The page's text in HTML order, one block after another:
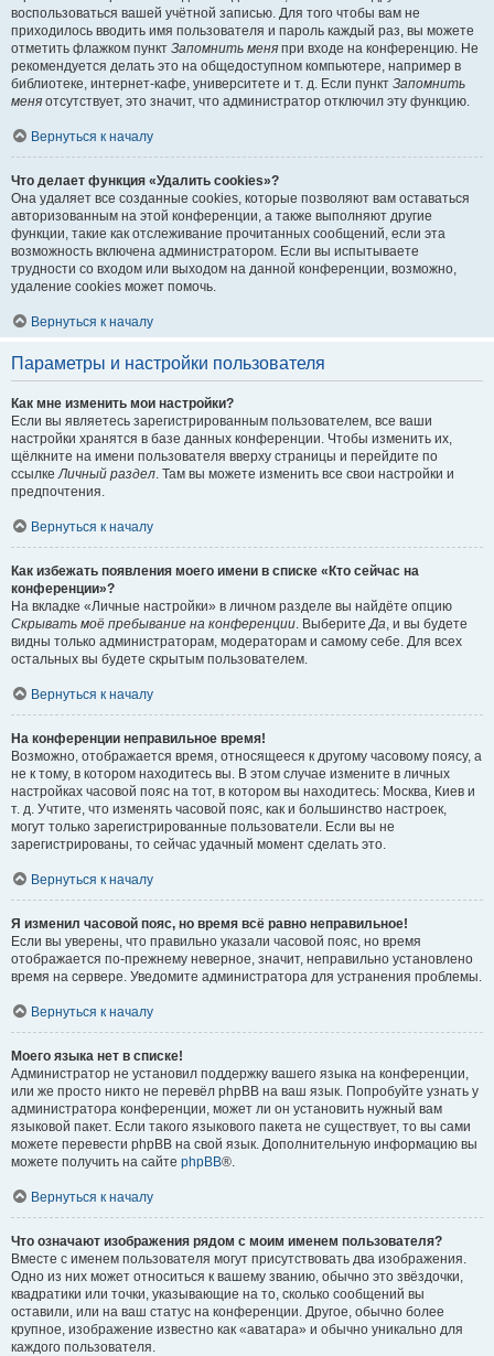
воспользоваться вашей учётной записью. Для того чтобы вам не
приходилось вводить имя пользователя и пароль каждый раз, вы можете
отметить флажком пункт Запомнить меня при входе на конференцию. Не
рекомендуется делать это на общедоступном компьютере, например в
библиотеке, интернет-кафе, университете и т. д. Если пункт Запомнить
меня отсутствует, это значит, что администратор отключил эту функцию.
Вернуться к началу
Что делает функция «Удалить cookies»?
Она удаляет все созданные cookies, которые позволяют вам оставаться
авторизованным на этой конференции, а также выполняют другие
функции, такие как отслеживание прочитанных сообщений, если эта
возможность включена администратором. Если вы испытываете
трудности со входом или выходом на данной конференции, возможно,
удаление cookies может помочь.
Вернуться к началу
Параметры и настройки пользователя
Как мне изменить мои настройки?
Если вы являетесь зарегистрированным пользователем, все ваши
настройки хранятся в базе данных конференции. Чтобы изменить их,
щёлкните на имени пользователя вверху страницы и перейдите по
ссылкеЛичный раздел. Там вы можете изменить все свои настройки и
предпочтения.
Вернуться к началу
Как избежать появления моего имени в списке «Кто сейчас на
конференции»?
На вкладке «Личные настройки» в личном разделе вы найдёте опцию
Скрывать моё пребывание на конференции. ВыберитеДа, и вы будете
видны только администраторам, модераторам и самому себе. Для всех
остальных вы будете скрытым пользователем.
Вернуться к началу
На конференции неправильное время!
Возможно, отображается время, относящееся к другому часовому поясу, а
не к тому, в котором находитесь вы. В этом случае измените в личных
настройках часовой пояс на тот, в котором вы находитесь: Москва, Киев и
т. д. Учтите, что изменять часовой пояс, как и большинство настроек,
могут только зарегистрированные пользователи. Если вы не
зарегистрированы, то сейчас удачный момент сделать это.
Вернуться к началу
Я изменил часовой пояс, но время всё равно неправильное!
Если вы уверены, что правильно указали часовой пояс, но время
отображается по-прежнему неверное, значит, неправильно установлено
время на сервере. Уведомите администратора для устранения проблемы.
Вернуться к началу
Моего языка нет в списке!
Администратор не установил поддержку вашего языка на конференции,
или же просто никто не перевёл phpBB на ваш язык. Попробуйте узнать у
администратора конференции, может ли он установить нужный вам
языковой пакет. Если такого языкового пакета не существует, то вы сами
можете перевести phpBB на свой язык. Дополнительную информацию вы
можете получить на сайте phpBB®.
Вернуться к началу
Что означают изображения рядом с моим именем пользователя?
Вместе с именем пользователя могут присутствовать два изображения.
Одно из них может относиться к вашему званию, обычно это звёздочки,
квадратики или точки, указывающие на то, сколько сообщений вы
оставили, или на ваш статус на конференции. Другое, обычно более
крупное, изображение известно как «аватара» и обычно уникально для
каждого пользователя.